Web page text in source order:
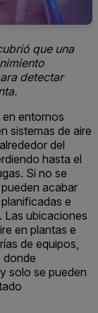
que una
detectar
entornos
sistemas de aire
del
hasta el
Si no se
acabar
e
Las ubicaciones
en plantas e
de equipos,
donde
solo se pueden